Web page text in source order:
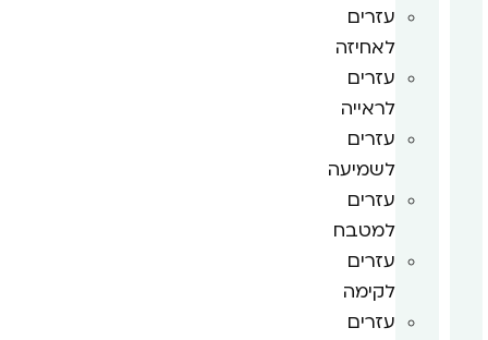
עזרים
לאחיזה
עזרים
לראייה
עזרים
לשמיעה
עזרים
למטבח
עזרים
לקימה
עזרים